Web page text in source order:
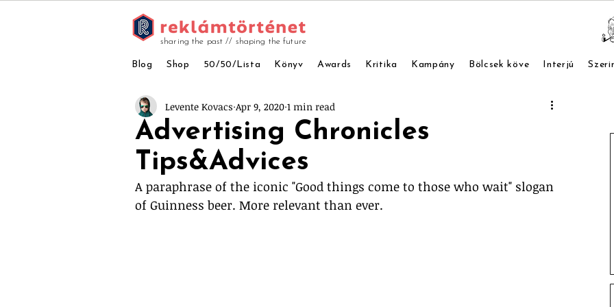
Blog Shop 50/50/Lista Könyv Awards Kritika Kampány Bölcsek köve Interjú
sharing the past // shaping the future
Advertising Chronicles
Tips&Advices
Levente Kovacs Apr 9, 2020 1 min read
A paraphrase of the iconic "Good things come to those who wait" slogan
of Guinness beer. More relevant than ever.